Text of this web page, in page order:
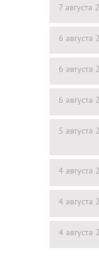
7 августа
6 августа
6 августа
6 августа
5 августа
4 августа
4 августа
4 августа